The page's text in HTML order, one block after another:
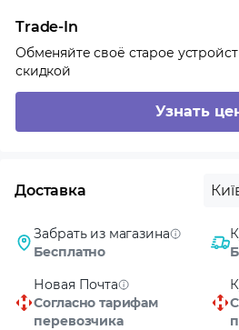
Trade-In
Обменяйте своё старое
скидкой
Узнать
Доставка
Забрать из магазина
Бесплатно
Новая Почта
Согласно тарифам
перевозчика